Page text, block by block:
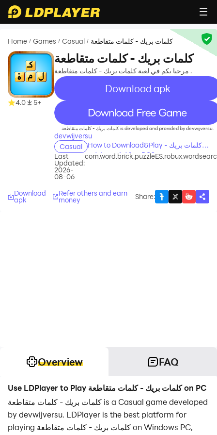
Home / Games / Casual / كلمات بريك - كلمات متقاطعة
4.0 5+
كلمات بريك - كلمات متقاطعة
مرحبا بكم في لعبة كلمات بريك - كلمات متقاطعة .
Download apk
recommend
كلمات بريك - كلمات متقاطعة is developed and provided by devwijversu.
devwijversu
Casual
How to Download&Play كلمات بريك -
كلمات متقاطعة on PC?
Last
Updated:
2026-
08-06
Download
apk
Refer others and earn
money Share:
Overview FAQ
Use LDPlayer to Play كلمات بريك - كلمات متقاطعة on PC
كلمات بريك - كلمات متقاطعة is a Casual game developed
by devwijversu. LDPlayer is the best platform for
playing كلمات بريك - كلمات متقاطعة on Windows PC,